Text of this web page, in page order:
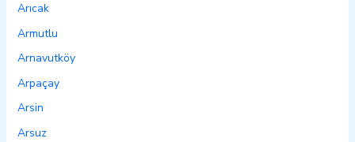
Arıcak
Armutlu
Arnavutköy
Arpaçay
Arsin
Arsuz